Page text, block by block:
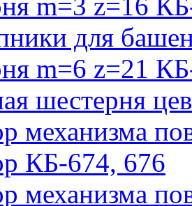
для
m=6 z=21
шестерня
механизма
КБ-674, 676
механизма